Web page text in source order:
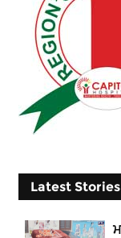
Latest Stories